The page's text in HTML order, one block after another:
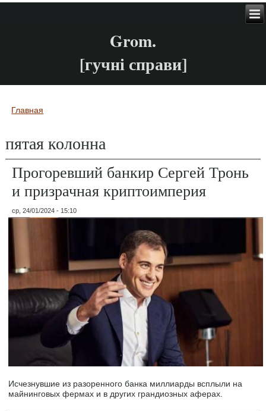
Grom.
[гучні справи]
Вы здесь
Главная
пятая колонна
Прогоревший банкир Сергей Тронь
и призрачная криптоимперия
ср, 24/01/2024 - 15:10
Исчезнувшие из разоренного банка миллиарды всплыли на
майнинговых фермах и в других грандиозных аферах.